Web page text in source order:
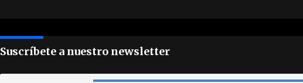
Suscríbete a nuestro newsletter